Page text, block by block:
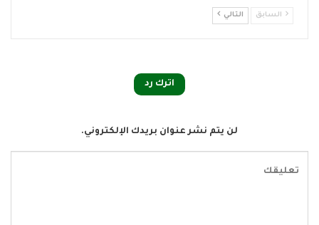
السابق التالي
اترك رد
لن يتم نشر عنوان بريدك الإلكتروني.